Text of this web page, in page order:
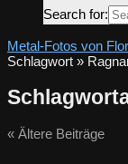
Search for:
Metal-Fotos von
Schlagwort »
« Ältere Beiträge